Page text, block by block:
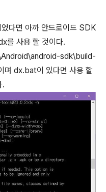
다면 아까 안드로이드 SDK
를 사용 할 것이다.
sdk\build-
며 dx.bat이 있다면 사용 할
.